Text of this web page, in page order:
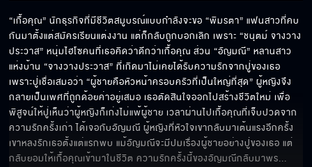
“เกื้อคุณ” นักธุรกิจที่มีชีวิตสมูบรณ์แบบกำลังจะขอ “พิมรตา” แฟนสาวที่คบ
กันมาตั้งแต่สมัครเรียนแต่งงาน แต่ก็กลับถูกบอกเลิก เพราะ “ชนุตม์ จางวาง
ประวาส” หนุ่มไฮโซคนที่เธอคิดว่าดีกว่าเกื้อคุณ ส่วน “อัญมณี” หลานสาว
แห่งบ้าน “จางวางประวาส” ที่เกิดมาไม่เคยได้รับความรักจากปู่ของเธอ
เพราะปู่เชื่อเสมอว่า “ผู้ชายคือหัวหน้าครอบครัวที่เป็นใหญ่ที่สุด” ผู้หญิงจึง
กลายเป็นเพศที่ถูกด้อยค่าอยู่เสมอ เธอตัดสินใจออกไปสร้างชีวิตใหม่ เพื่อ
พิสูจน์ให้ปู่เห็นว่าผู้หญิงก็เก่งไม่แพ้ผู้ชาย เวลาผ่านไปเกื้อคุณที่เจ็บปวดจาก
ความรักครั้งเก่า ได้เจอกับอัญมณี ผู้หญิงที่หัวใจเขากลับมาเต้นแรงอีกครั้ง
เขาหลงรักเธอตั้งแต่แรกพบ แม้อัญมณีจะมีปมเรื่องผู้ชายอย่างปู่ของเธอ แต่
กลับยอมให้เกื้อคุณเข้ามาในชีวิต ความรักครั้งนี้ของอัญมณีกลับมาพร...